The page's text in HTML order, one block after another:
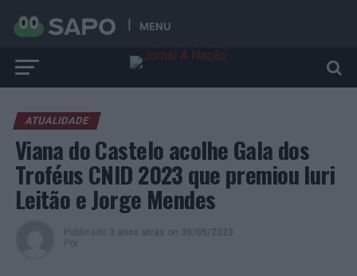
MENU
ATUALIDADE
Viana do Castelo acolhe Gala dos
Troféus CNID 2023 que premiou Iuri
Leitão e Jorge Mendes
Publicado 3 anos atrás on 30/05/2023
Por